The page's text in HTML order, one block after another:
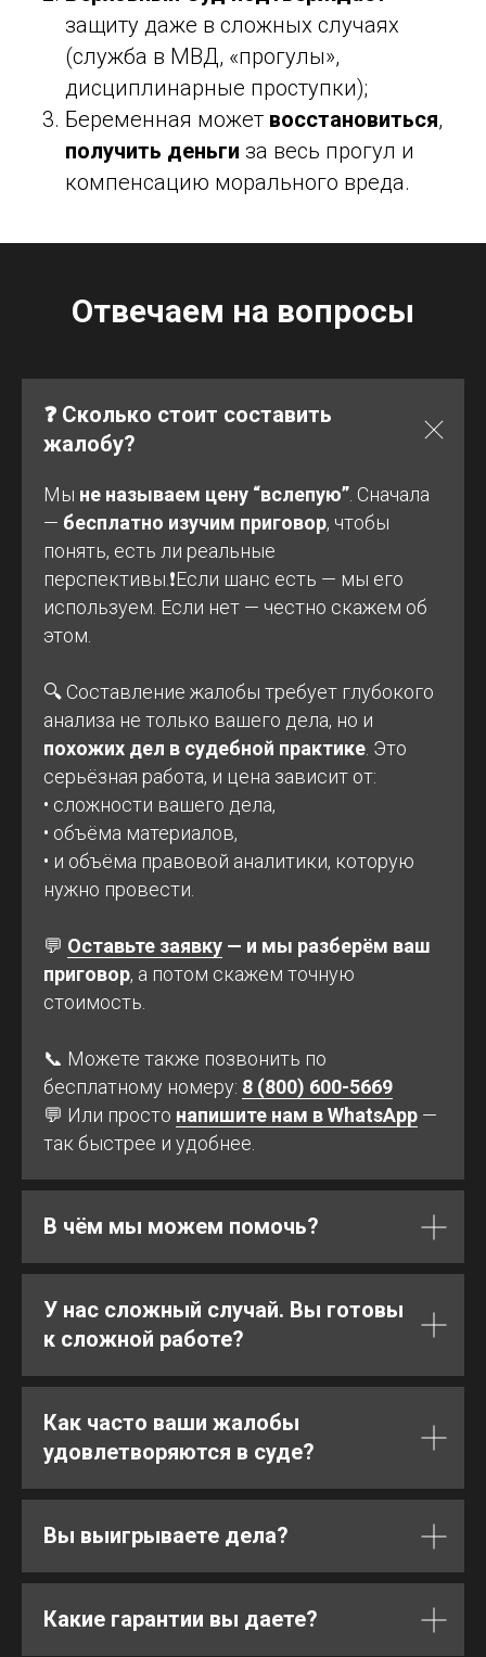
защиту даже в сложных случаях
(служба в МВД, «прогулы»,
дисциплинарные проступки);
Беременная может восстановиться,
получить деньги за весь прогул и
компенсацию морального вреда.
Отвечаем на вопросы
❓ Сколько стоит составить
жалобу?
Мы не называем цену “вслепую” . Сначала
— бесплатно изучим приговор, чтобы
понять, есть ли реальные
перспективы.❗Если шанс есть — мы его
используем. Если нет — честно скажем об
этом.
🔍 Составление жалобы требует глубокого
анализа не только вашего дела, но и
похожих дел в судебной практике . Это
серьёзная работа, и цена зависит от:
• сложности вашего дела,
• объёма материалов,
• и объёма правовой аналитики, которую
нужно провести.
💬 Оставьте заявку — и мы разберём ваш
приговор, а потом скажем точную
стоимость.
📞 Можете также позвонить по
бесплатному номеру: 8 (800) 600-5669
💬 Или просто напишите нам в WhatsApp —
так быстрее и удобнее.
В чём мы можем помочь?
У нас сложный случай. Вы готовы
к сложной работе?
Как часто ваши жалобы
удовлетворяются в суде?
Вы выигрываете дела?
Какие гарантии вы даете?